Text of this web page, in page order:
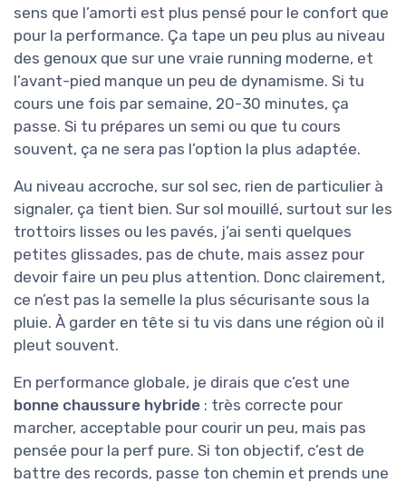
sens que l’amorti est plus pensé pour le confort que
pour la performance. Ça tape un peu plus au niveau
des genoux que sur une vraie running moderne, et
l’avant-pied manque un peu de dynamisme. Si tu
cours une fois par semaine, 20-30 minutes, ça
passe. Si tu prépares un semi ou que tu cours
souvent, ça ne sera pas l’option la plus adaptée.
Au niveau accroche, sur sol sec, rien de particulier à
signaler, ça tient bien. Sur sol mouillé, surtout sur les
trottoirs lisses ou les pavés, j’ai senti quelques
petites glissades, pas de chute, mais assez pour
devoir faire un peu plus attention. Donc clairement,
ce n’est pas la semelle la plus sécurisante sous la
pluie. À garder en tête si tu vis dans une région où il
pleut souvent.
En performance globale, je dirais que c’est une
bonne chaussure hybride : très correcte pour
marcher, acceptable pour courir un peu, mais pas
pensée pour la perf pure. Si ton objectif, c’est de
battre des records, passe ton chemin et prends une